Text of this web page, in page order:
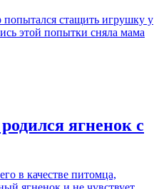
попытался стащить игрушку у
этой попытки сняла мама
ягненок с
в качестве питомца,